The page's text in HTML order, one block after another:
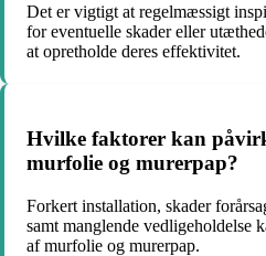
Det er vigtigt at regelmæssigt
for eventuelle skader eller
at opretholde deres effektivitet.
Hvilke faktorer kan
murfolie og murerpap?
Forkert installation, skader
samt manglende vedligeholdelse
af murfolie og murerpap.